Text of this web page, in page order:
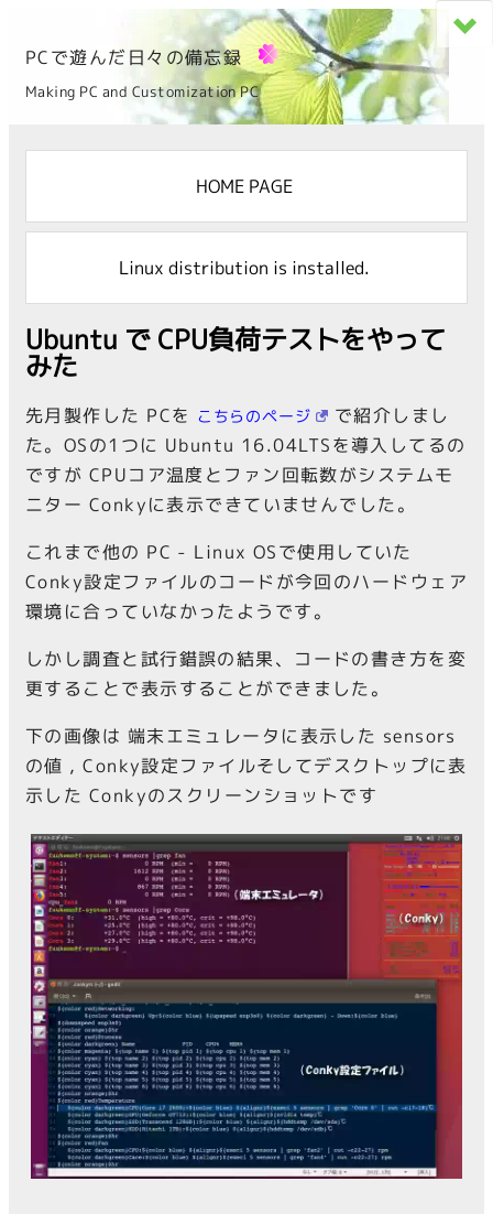
PCで遊んだ日々の備忘録
Making PC and Customization PC
HOME PAGE
Linux distribution is installed.
Ubuntu で CPU負荷テストをやって
みた
先月製作した PCを こちらのページ
で紹介しまし
た。OSの1つに Ubuntu 16.04LTSを導入してるの
ですが CPUコア温度とファン回転数がシステムモ
ニター Conkyに表示できていませんでした。
これまで他の PC - Linux OSで使用していた
Conky設定ファイルのコードが今回のハードウェア
環境に合っていなかったようです。
しかし調査と試行錯誤の結果、コードの書き方を変
更することで表示することができました。
下の画像は 端末エミュレータに表示した sensors
の値 , Conky設定ファイルそしてデスクトップに表
示した Conkyのスクリーンショットです